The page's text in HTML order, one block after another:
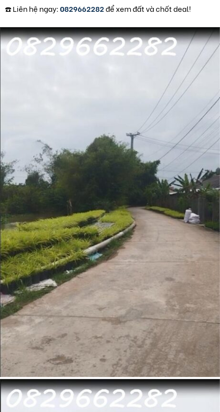
☎️ Liên hệ ngay:0829662282để xem đất và chốt deal!